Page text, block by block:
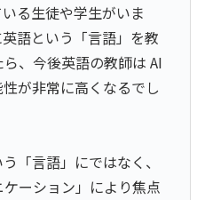
る生徒や学生がいま
語という「言語」を教
、今後英語の教師は AI
が非常に高くなるでし
「言語」にではなく、
ーション」により焦点